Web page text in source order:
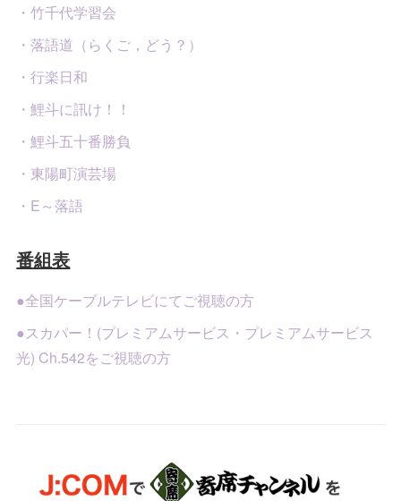
・竹千代学習会
・落語道（らくご，どう？）
・行楽日和
・鯉斗に訊け！！
・鯉斗五十番勝負
・東陽町演芸場
・E～落語
番組表
●全国ケーブルテレビにてご視聴の方
●スカパー！(プレミアムサービス・プレミアムサービス
光) Ch.542をご視聴の方